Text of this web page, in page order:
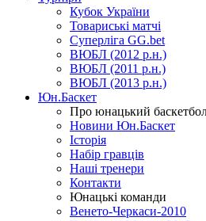
Кубок України
Товариські матчі
Суперліга GG.bet
ВЮБЛ (2012 р.н.)
ВЮБЛ (2011 р.н.)
ВЮБЛ (2013 р.н.)
Юн.Баскет
Про юнацький
Новини Юн.Баскет
Історія
Набір гравців
Наші тренери
Контакти
Юнацькі команди
Венето-Черкаси-2010